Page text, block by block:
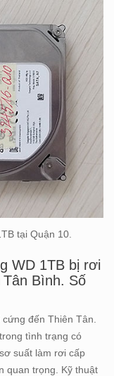
tại Quận 10.
WD 1TB bị rơi
Bình. Số
đến Thiên Tân.
tình trạng có
suất làm rơi cấp
quan trọng. Kỹ thuật